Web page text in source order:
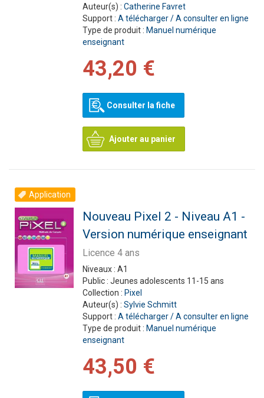
Auteur(s) : Catherine Favret
Support : A télécharger / A consulter en ligne
Type de produit : Manuel numérique
enseignant
43,20 €
Consulter la fiche
Ajouter au panier
Application
Nouveau Pixel 2 - Niveau A1 -
Version numérique enseignant
Licence 4 ans
Niveaux : A1
Public : Jeunes adolescents 11-15 ans
Collection : Pixel
Auteur(s) : Sylvie Schmitt
Support : A télécharger / A consulter en ligne
Type de produit : Manuel numérique
enseignant
43,50 €